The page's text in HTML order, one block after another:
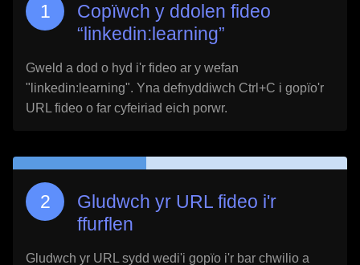
Copïwch y ddolen fideo
“linkedin:learning”
Gweld a dod o hyd i'r fideo ar y wefan
" linkedin:learning". Yna defnyddiwch Ctrl+C i gopïo'r
URL fideo o far cyfeiriad eich porwr.
Gludwch yr URL fideo i'r
ffurflen
Gludwch yr URL sydd wedi'i gopïo i'r bar chwilio a